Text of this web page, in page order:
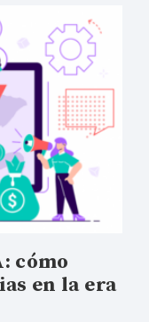
cómo
en la era